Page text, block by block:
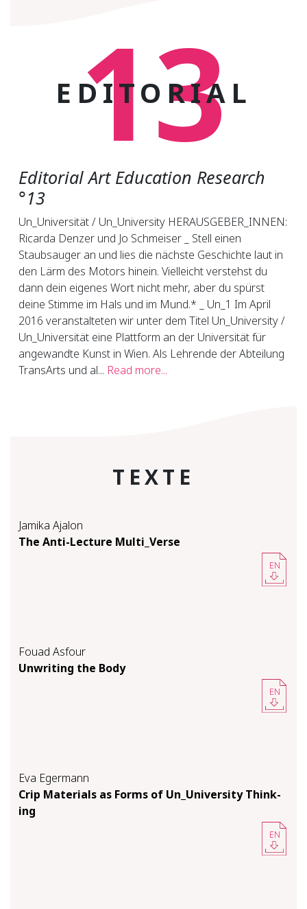
13
EDITORIAL
Editorial Art Education Research
°13
Un_Uni­ver­sität / Un_Uni­ver­si­ty HER­AUS­GE­BER_IN­NEN:
Ri­car­da Den­zer und Jo Schmei­ser _ Stell einen
Staubsauger an und lies die nächste Geschichte laut in
den Lärm des Motors hinein. Vielleicht verstehst du
dann dein eigenes Wort nicht mehr, aber du spürst
deine Stimme im Hals und im Mund.* _ Un_1 Im April
2016 veranstalteten wir unter dem Titel Un_University /
Un_Universität eine Plattform an der Universität für
angewandte Kunst in Wien. Als Lehrende der Abteilung
TransArts und al... Read more...
TEXTE
Jamika Ajalon
The An­ti-​Lec­ture Mul­ti_Verse
EN
Fouad Asfour
Un­writ­ing the Body
EN
Eva Egermann
Crip Ma­te­ri­als as Forms of Un_Uni­ver­si­ty Think­
ing
EN